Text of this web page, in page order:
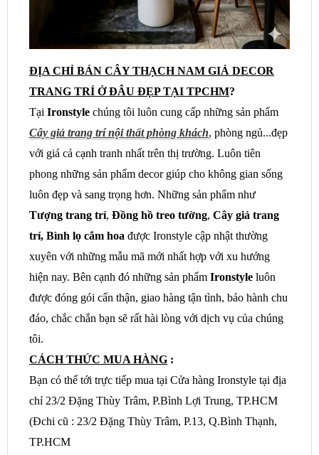
ĐỊA CHỈ BÁN CÂY THẠCH NAM GIẢ DECOR
TRANG TRÍ Ở ĐÂU ĐẸP TẠI TPCHM?
Tại Ironstyle chúng tôi luôn cung cấp những sản phẩm
Cây giả trang trí nội thất phòng khách, phòng ngủ...đẹp
với giá cả cạnh tranh nhất trên thị trường. Luôn tiên
phong những sản phẩm decor giúp cho không gian sống
luôn đẹp và sang trọng hơn. Những sản phẩm như
Tượng trang trí, Đồng hồ treo tường, Cây giả trang
trí, Bình lọ cắm hoa được Ironstyle cập nhật thường
xuyên với những mẫu mã mới nhất hợp với xu hướng
hiện nay. Bên cạnh đó những sản phẩm Ironstyle luôn
được đóng gói cẩn thận, giao hàng tận tình, bảo hành chu
đáo, chắc chắn bạn sẽ rất hài lòng với dịch vụ của chúng
tôi.
CÁCH THỨC MUA HÀNG :
Bạn có thể tới trực tiếp mua tại Cửa hàng Ironstyle tại địa
chỉ 23/2 Đặng Thùy Trâm, P.Bình Lợi Trung, TP.HCM
(Đchi cũ : 23/2 Đặng Thùy Trâm, P.13, Q.Bình Thạnh,
TP.HCM